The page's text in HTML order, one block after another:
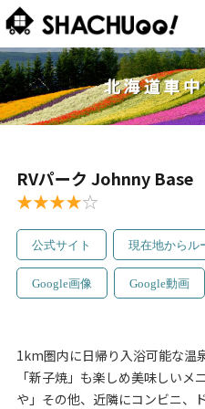
北海道車
RVパーク Johnny Base
★★★★☆
公式サイト 現在地からル
Google画像 Google動画
1km圏内に日帰り入浴可能な温
「新子焼」も楽しめ美味しい
や」その他、近隣にコンビニ、